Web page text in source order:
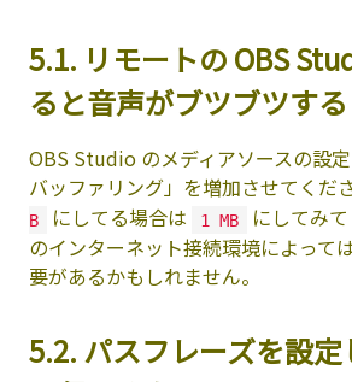
5.1. リモートの OBS
ると音声がブツブツする
OBS Studio のメディアソースの設
バッファリング」を増加させてくだ
B
にしてる場合は 1 MB
にしてみ
のインターネット接続環境によって
要があるかもしれません。
5.2. パスフレーズを設定